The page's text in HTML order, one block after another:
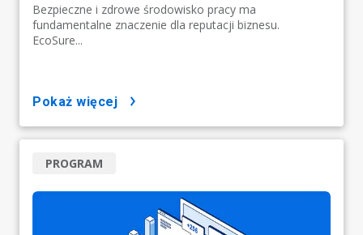
Bezpieczne i zdrowe środowisko pracy ma
fundamentalne znaczenie dla reputacji biznesu.
EcoSure...
pokaż więcej
PROGRAM